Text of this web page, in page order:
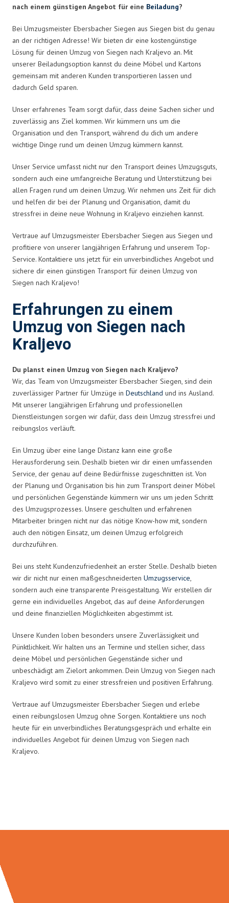
nach einem günstigen Angebot für eine Beiladung?
Bei Umzugsmeister Ebersbacher Siegen aus Siegen bist du genau
an der richtigen Adresse! Wir bieten dir eine kostengünstige
Lösung für deinen Umzug von Siegen nach Kraljevo an. Mit
unserer Beiladungsoption kannst du deine Möbel und Kartons
gemeinsam mit anderen Kunden transportieren lassen und
dadurch Geld sparen.
Unser erfahrenes Team sorgt dafür, dass deine Sachen sicher und
zuverlässig ans Ziel kommen. Wir kümmern uns um die
Organisation und den Transport, während du dich um andere
wichtige Dinge rund um deinen Umzug kümmern kannst.
Unser Service umfasst nicht nur den Transport deines Umzugsguts,
sondern auch eine umfangreiche Beratung und Unterstützung bei
allen Fragen rund um deinen Umzug. Wir nehmen uns Zeit für dich
und helfen dir bei der Planung und Organisation, damit du
stressfrei in deine neue Wohnung in Kraljevo einziehen kannst.
Vertraue auf Umzugsmeister Ebersbacher Siegen aus Siegen und
profitiere von unserer langjährigen Erfahrung und unserem Top-
Service. Kontaktiere uns jetzt für ein unverbindliches Angebot und
sichere dir einen günstigen Transport für deinen Umzug von
Siegen nach Kraljevo!
Erfahrungen zu einem
Umzug von Siegen nach
Kraljevo
Du planst einen Umzug von Siegen nach Kraljevo?
Wir, das Team von Umzugsmeister Ebersbacher Siegen, sind dein
zuverlässiger Partner für Umzüge in Deutschland und ins Ausland.
Mit unserer langjährigen Erfahrung und professionellen
Dienstleistungen sorgen wir dafür, dass dein Umzug stressfrei und
reibungslos verläuft.
Ein Umzug über eine lange Distanz kann eine große
Herausforderung sein. Deshalb bieten wir dir einen umfassenden
Service, der genau auf deine Bedürfnisse zugeschnitten ist. Von
der Planung und Organisation bis hin zum Transport deiner Möbel
und persönlichen Gegenstände kümmern wir uns um jeden Schritt
des Umzugsprozesses. Unsere geschulten und erfahrenen
Mitarbeiter bringen nicht nur das nötige Know-how mit, sondern
auch den nötigen Einsatz, um deinen Umzug erfolgreich
durchzuführen.
Bei uns steht Kundenzufriedenheit an erster Stelle. Deshalb bieten
wir dir nicht nur einen maßgeschneiderten Umzugsservice,
sondern auch eine transparente Preisgestaltung. Wir erstellen dir
gerne ein individuelles Angebot, das auf deine Anforderungen
und deine finanziellen Möglichkeiten abgestimmt ist.
Unsere Kunden loben besonders unsere Zuverlässigkeit und
Pünktlichkeit. Wir halten uns an Termine und stellen sicher, dass
deine Möbel und persönlichen Gegenstände sicher und
unbeschädigt am Zielort ankommen. Dein Umzug von Siegen nach
Kraljevo wird somit zu einer stressfreien und positiven Erfahrung.
Vertraue auf Umzugsmeister Ebersbacher Siegen und erlebe
einen reibungslosen Umzug ohne Sorgen. Kontaktiere uns noch
heute für ein unverbindliches Beratungsgespräch und erhalte ein
individuelles Angebot für deinen Umzug von Siegen nach
Kraljevo.